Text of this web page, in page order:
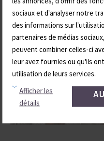
sociaux et d'analyser notre
des informations sur
partenaires de médias
peuvent combiner celles-ci
leur avez fournies ou qu'ils
utilisation de leurs services.
Afficher les
détails